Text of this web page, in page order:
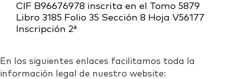
CIF B96676978 inscrita en el Tomo 5879
Libro 3185 Folio 35 Sección 8 Hoja V56177
Inscripción 2ª
En los siguientes enlaces facilitamos toda la
información legal de nuestro website: